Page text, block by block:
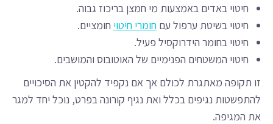
חיטוי באדים באמצעות מי חמצן בריכוז גבוה.
חיטוי בשיטת ערפול עם חומרי חיטוי חומציים.
חיטוי בחומר הידרוקסיל פעיל.
חיטוי המשטחים הפנימיים של האוטובוס והמושבים.
זו תקופה מאתגרת לכולם אך אם נקפיד להקטין את הסיכויים
להתפשטות נגיפים בכלל ואת נגיף קורונה בפרט, נוכל יחד למגר
את המגיפה.